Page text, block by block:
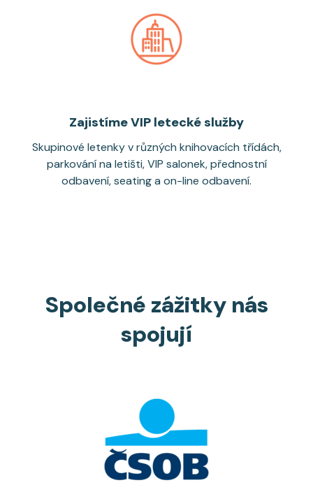
Zajistíme VIP letecké služby
Skupinové letenky v různých knihovacích třídách,
parkování na letišti, VIP salonek, přednostní
odbavení, seating a on-line odbavení.
Společné zážitky nás
spojují